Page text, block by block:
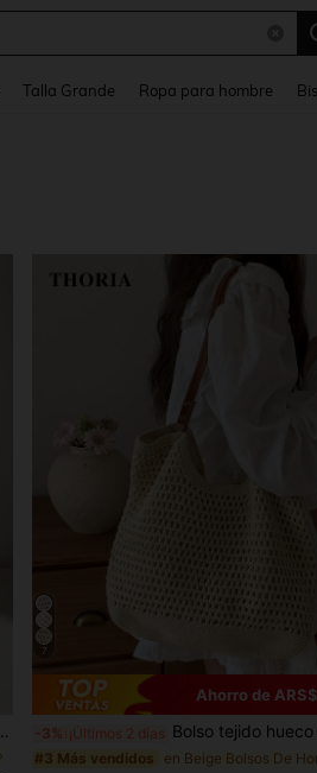
Talla Grande Ropa para hombre
Bolso cuadrado mini de PVC transparente con correa ajustable para uso diario, aprobado para estadios, de 12 x 12 x 6 pulgadas, bolso transparente casual cuadrado para el hombro para conciertos, eventos deportivos, festivales, para viajes, bolso cruzado simple de moda, bolso transparente a prueba de agua y arena, perfecto para verano, vacaciones y playa, bolso transparente para mujer
7
Ahorro de
-3% ¡Últimos 2 días Bolso tejido hueco beige nuevo 2026, bolso de hombro para mujer, bolso de axila, bolso de moda para ir al trabajo, encanto de viaje diario,
#3 Más vendidos